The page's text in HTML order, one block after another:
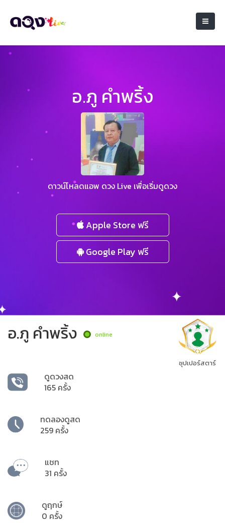
อ.ภู คำพริ้ง
ดาวน์โหลดแอพ ดวง Live เพื่อเริ่มดูดวง
Apple Store ฟรี
Google Play ฟรี
อ.ภู คำพริ้ง online
ดูดวงสด
165 ครั้ง
ทดลองดูสด
259 ครั้ง
แชท
31 ครั้ง
ดูฤกษ์
0 ครั้ง
ซุปเปอร์สตาร์